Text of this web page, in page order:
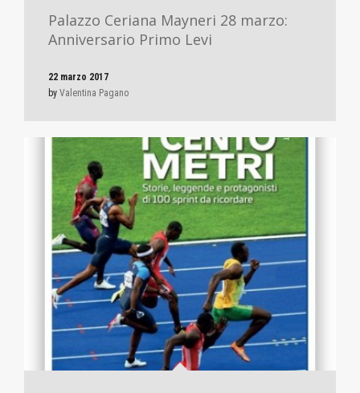
Palazzo Ceriana Mayneri 28 marzo:
Anniversario Primo Levi
22 marzo 2017
by Valentina Pagano